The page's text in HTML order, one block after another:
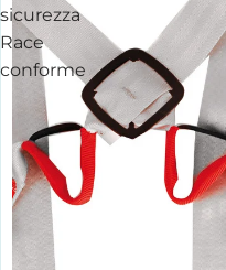
sicurezza
Race
conforme